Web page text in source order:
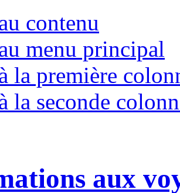
contenu
menu principal
la première
la seconde
aux